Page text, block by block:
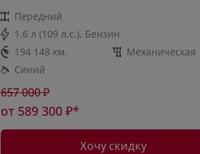
Передний
1.6 л (109 л.с.), Бензин
194 148 км.
Механическая
Синий
657 000₽
от 589 300 ₽*
Хочу скидку